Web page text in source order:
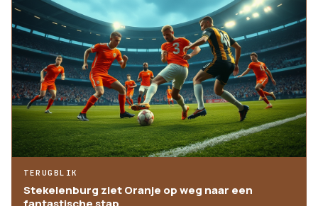
TERUGBLIK
Stekelenburg ziet Oranje op weg naar een